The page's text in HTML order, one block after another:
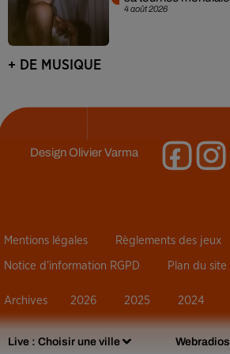
Live : Choisir une ville Webradios
4 août 2026
+ DE MUSIQUE
DesignOlivier Varma
Mentions légales Règlements des jeux
Notice d’information RGPD Plan du site
Archives 2026 2025 2024